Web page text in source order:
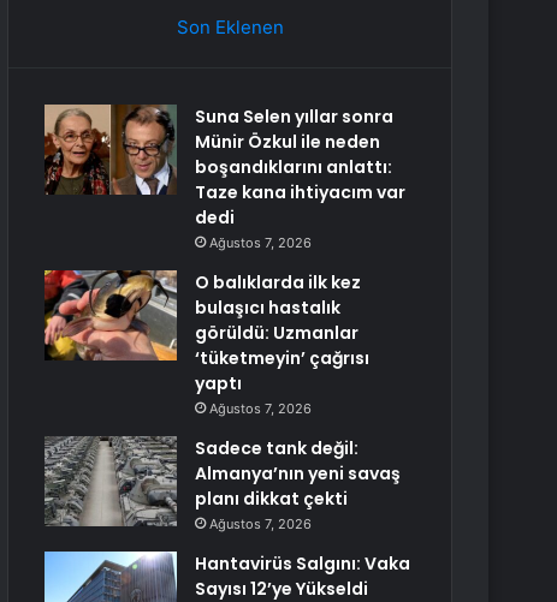
Son Eklenen
Suna Selen yıllar sonra
Münir Özkul ile neden
boşandıklarını anlattı:
Taze kana ihtiyacım var
dedi
Ağustos 7, 2026
O balıklarda ilk kez
bulaşıcı hastalık
görüldü: Uzmanlar
‘tüketmeyin’ çağrısı
yaptı
Ağustos 7, 2026
Sadece tank değil:
Almanya’nın yeni savaş
planı dikkat çekti
Ağustos 7, 2026
Hantavirüs Salgını: Vaka
Sayısı 12’ye Yükseldi